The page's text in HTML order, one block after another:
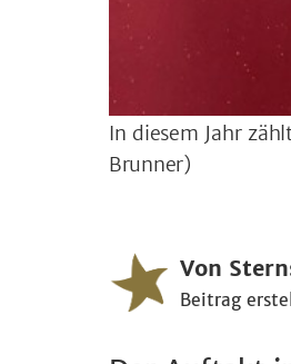
In diesem Jahr
Brunner)
Von
Beitrag